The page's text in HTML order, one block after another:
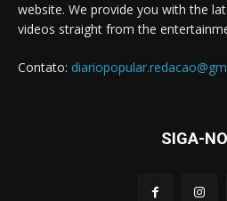
website. We provide you with the
videos straight from the
Contato:
SIGA-